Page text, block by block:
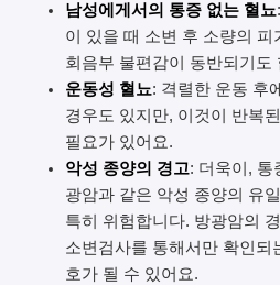
남성에게서의 통증 없는 혈뇨
이 있을 때 소변 후 소량의
회음부 불편감이 동반되기도
운동성 혈뇨: 격렬한 운동 후
경우도 있지만, 이것이 반복
필요가 있어요.
악성 종양의 경고: 더욱이, 통
광암과 같은 악성 종양의 유
특히 위험합니다. 방광암의
소변검사를 통해서만 확인되
호가 될 수 있어요.